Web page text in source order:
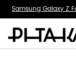
Samsung Galaxy Z